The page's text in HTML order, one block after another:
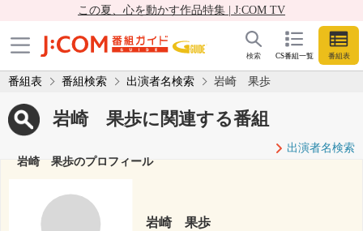
この夏、心を動かす作品特集 | J:COM TV
CS番組一覧 番組表
検索
番組表 番組検索 出演者名検索 岩崎 果歩
岩崎 果歩に関連する番組
出演者名検索
岩崎 果歩のプロフィール
岩崎 果歩